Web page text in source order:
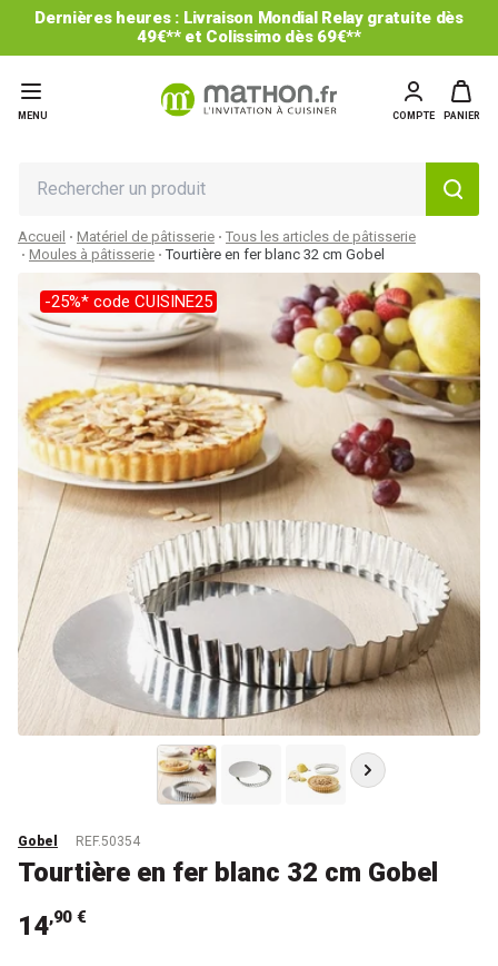
Dernières heures : Livraison Mondial Relay gratuite dès
49€** et Colissimo dès 69€**
MENU COMPTE PANIER
Accueil Matériel de pâtisserie
Tous les articles de pâtisserie
Moules à pâtisserie
Tourtière en fer blanc 32 cm Gobel
-25%* code CUISINE25
Gobel REF.50354
Tourtière en fer blanc 32 cm Gobel
14,90 €